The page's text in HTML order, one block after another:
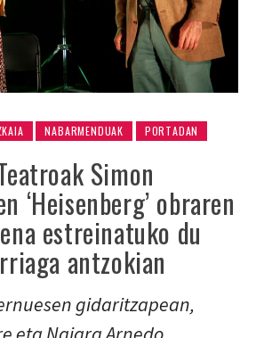
NABARMENDUAK PORTADAN
Simon
‘Heisenberg’ obraren
estreinatuko du
antzokian
gidaritzapean,